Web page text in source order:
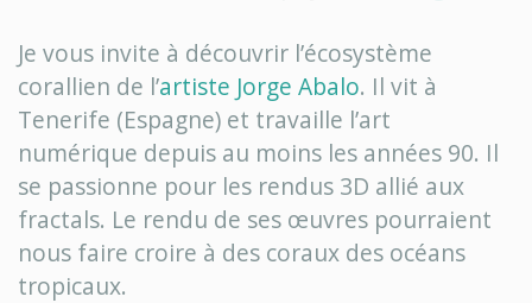
Je vous invite à découvrir l’écosystème
corallien de l’artiste Jorge Abalo. Il vit à
Tenerife (Espagne) et travaille l’art
numérique depuis au moins les années 90. Il
se passionne pour les rendus 3D allié aux
fractals. Le rendu de ses œuvres pourraient
nous faire croire à des coraux des océans
tropicaux.